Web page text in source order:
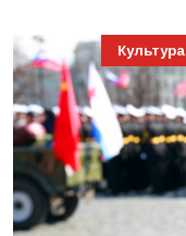
Культура